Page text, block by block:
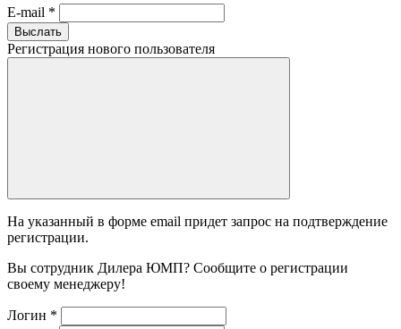
E-mail *
Выслать
Регистрация нового пользователя
На указанный в форме email придет запрос на подтверждение
регистрации.
Вы сотрудник Дилера ЮМП? Сообщите о регистрации
своему менеджеру!
Логин *